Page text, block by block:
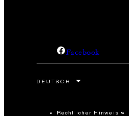
Facebook
Rechtlicher Hinweis